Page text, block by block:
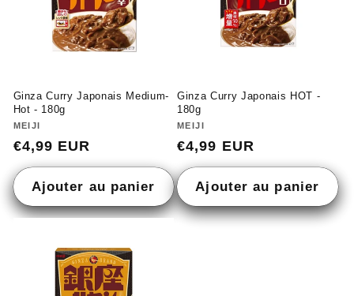
Ginza Curry Japonais Medium-
Hot - 180g
Fournisseur :
MEIJI
Prix
habituel
€4,99 EUR
Ajouter au panier
Ginza Curry Japonais HOT -
180g
Fournisseur :
MEIJI
Prix
habituel
€4,99 EUR
Ajouter au panier